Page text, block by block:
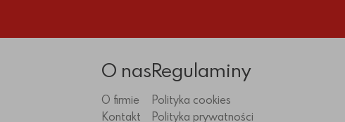
O nas
O firmie
Kontakt
Regulaminy
Polityka cookies
Polityka prywatności